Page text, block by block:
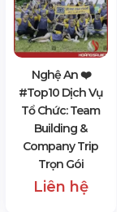
Nghệ An ❤️️
#top10 Dịch Vụ
Tổ Chức: Team
Building &
Company Trip
Trọn Gói
Liên hệ